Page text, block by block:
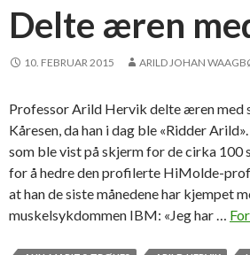
Delte æren
10. FEBRUAR 2015 ARILD JOHAN
Professor Arild Hervik delte æren med
Kåresen, da han i dag ble «Ridder
som ble vist på skjerm for de cirka 100
for å hedre den profilerte HiMolde-
at han de siste månedene har kjempet
muskelsykdommen IBM: «Jeg har …